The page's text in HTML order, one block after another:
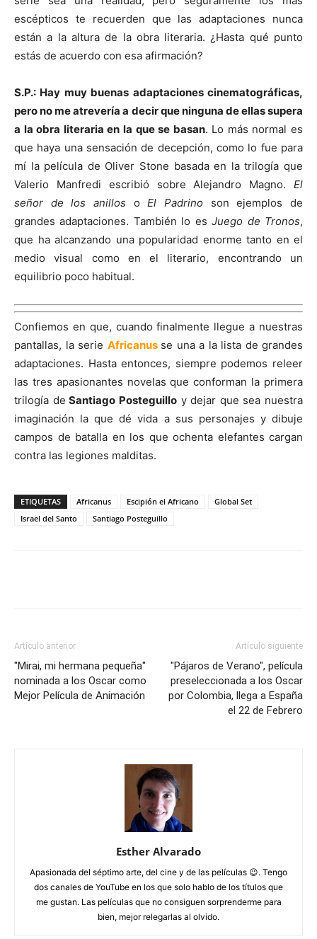
escépticos te recuerden que las adaptaciones nunca
están a la altura de la obra literaria. ¿Hasta qué punto
estás de acuerdo con esa afirmación?
S.P.: Hay muy buenas adaptaciones cinematográficas,
pero no me atrevería a decir que ninguna de ellas supera
a la obra literaria en la que se basan. Lo más normal es
que haya una sensación de decepción, como lo fue para
mí la película de Oliver Stone basada en la trilogía que
Valerio Manfredi escribió sobre Alejandro Magno. El
señor de los anillos oEl Padrino son ejemplos de
grandes adaptaciones. También lo esJuego de Tronos,
que ha alcanzando una popularidad enorme tanto en el
medio visual como en el literario, encontrando un
equilibrio poco habitual.
Confiemos en que, cuando finalmente llegue a nuestras
pantallas, la serie Africanus se una a la lista de grandes
adaptaciones. Hasta entonces, siempre podemos releer
las tres apasionantes novelas que conforman la primera
trilogía de Santiago Posteguilloy dejar que sea nuestra
imaginación la que dé vida a sus personajes y dibuje
campos de batalla en los que ochenta elefantes cargan
contra las legiones malditas.
ETIQUETAS Africanus Escipión el Africano
Global Set
Israel del Santo
Santiago Posteguillo
Artículo anterior
"Mirai, mi hermana pequeña"
nominada a los Oscar como
Mejor Película de Animación
Artículo siguiente
"Pájaros de Verano", película
preseleccionada a los Oscar
por Colombia, llega a España
el 22 de Febrero
Esther Alvarado
Apasionada del séptimo arte, del cine y de las películas 😉. Tengo
dos canales de YouTube en los que solo hablo de los títulos que
me gustan. Las películas que no consiguen sorprenderme para
bien, mejor relegarlas al olvido.